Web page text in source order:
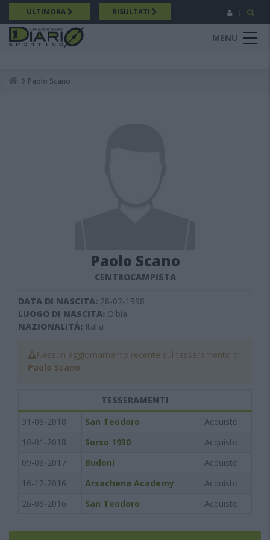
Salta
al
contenuto
principale
ULTIMORA RISULTATI
MENU
Breadcrumb
Paolo Scano
Paolo Scano
CENTROCAMPISTA
DATA DI NASCITA: 28-02-1998
LUOGO DI NASCITA: Olbia
NAZIONALITÀ: Italia
Nessun aggiornamento recente sul tesseramento di
Paolo Scano
TESSERAMENTI
31-08-2018
San Teodoro
Acquisto
10-01-2018
Sorso 1930
Acquisto
09-08-2017
Budoni
Acquisto
16-12-2016
Arzachena Academy
Acquisto
26-08-2016
San Teodoro Acquisto